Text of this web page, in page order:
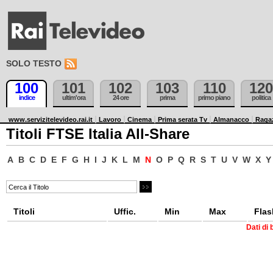
SOLO TESTO
100
indice
101
ultim'ora
102
24 ore
103
prima
110
primo piano
120
politica
www.servizitelevideo.rai.it Lavoro Cinema Prima serata Tv Almanacco
Titoli FTSE Italia All-Share
A B C D E F G H I J K L M N O P Q R S T U V W X Y
Titoli Uffic. Min Max
Dati di